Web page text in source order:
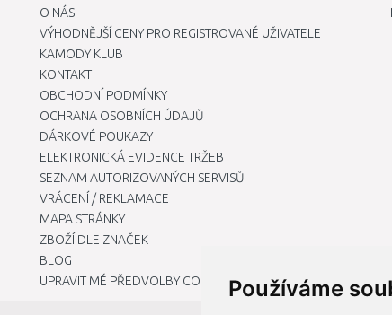
Používáme
O NÁS
VÝHODNĚJŠÍ CENY PRO REGISTROVANÉ UŽIVATELE
KAMODY KLUB
KONTAKT
OBCHODNÍ PODMÍNKY
OCHRANA OSOBNÍCH ÚDAJŮ
DÁRKOVÉ POUKAZY
ELEKTRONICKÁ EVIDENCE TRŽEB
SEZNAM AUTORIZOVANÝCH SERVISŮ
VRÁCENÍ / REKLAMACE
MAPA STRÁNKY
ZBOŽÍ DLE ZNAČEK
BLOG
UPRAVIT MÉ PŘEDVOLBY COOKIES